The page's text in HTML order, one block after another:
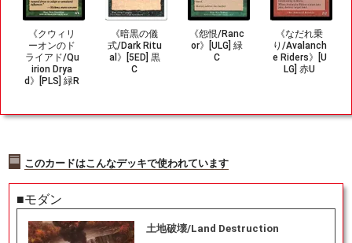
《クウィリ
ーオンのド
ライアド/Qu
irion Drya
d》[PLS] 緑R
《暗黒の儀
式/Dark Ritu
al》[5ED] 黒
C
《怨恨/Ranc
or》[ULG] 緑
C
《なだれ乗
り/Avalanch
e Riders》[U
LG] 赤U
このカードはこんなデッキで使われています
■モダン
土地破壊/Land Destruction